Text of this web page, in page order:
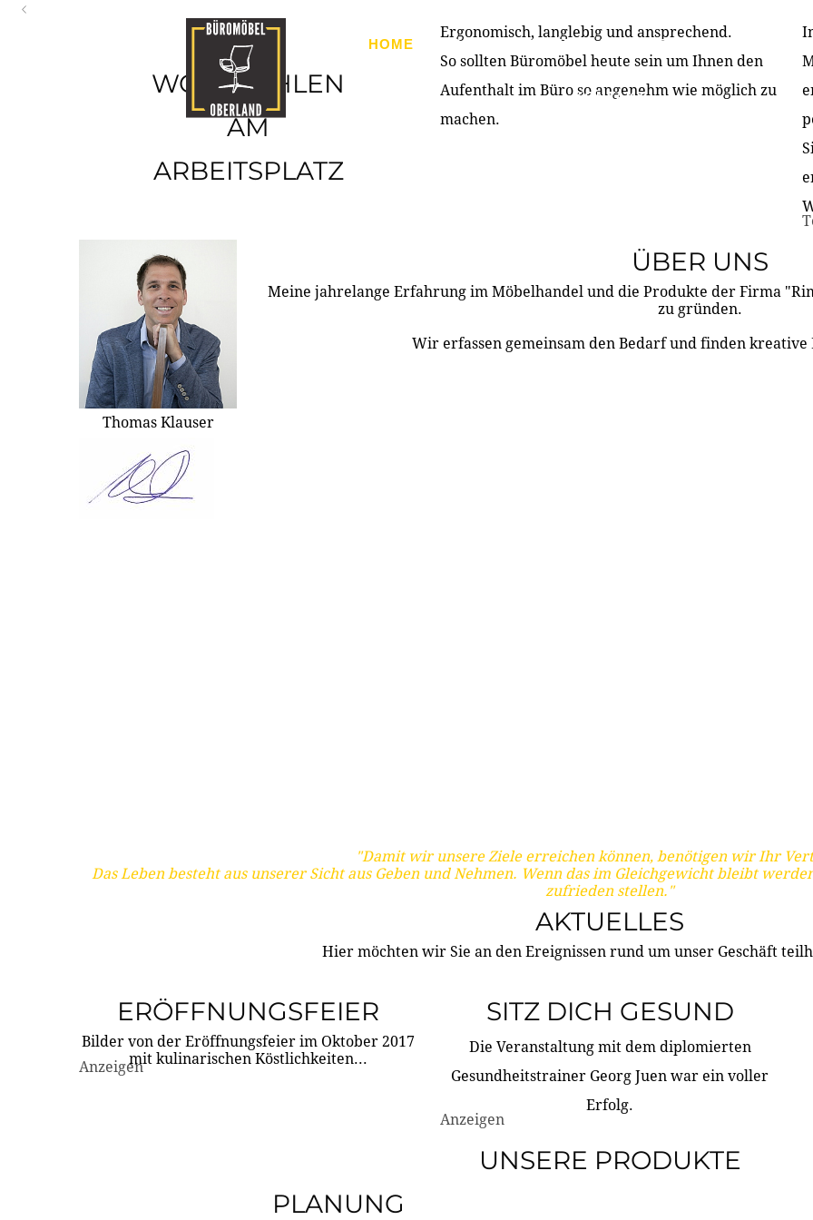
HOME PRODUKTE ÜBER UNS PARTNER &
KONTAKT
WOHLFÜHLEN
AM
ARBEITSPLATZ
Ergonomisch, langlebig und ansprechend.
So sollten Büromöbel heute sein um Ihnen den
Aufenthalt im Büro so angenehm wie möglich zu
machen.
Thomas Klauser
ÜBER UNS
Meine jahrelange Erfahrung im Möbelhandel und die Produkte der Firma
zu gründen.
Wir erfassen gemeinsam den Bedarf und finden
"Damit wir unsere Ziele erreichen können, benötigen wir Ihr
Das Leben besteht aus unserer Sicht aus Geben und Nehmen. Wenn das im Gleichgewicht bleibt
zufrieden stellen."
AKTUELLES
Hier möchten wir Sie an den Ereignissen rund um unser Geschäft
ERÖFFNUNGSFEIER
Bilder von der Eröffnungsfeier im Oktober 2017
mit kulinarischen Köstlichkeiten...
Anzeigen
SITZ DICH GESUND
Die Veranstaltung mit dem diplomierten
Gesundheitstrainer Georg Juen war ein voller
Erfolg.
Anzeigen
UNSERE PRODUKTE
PLANUNG